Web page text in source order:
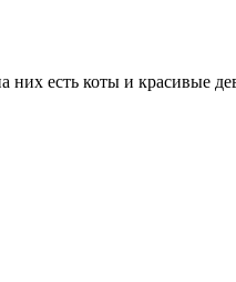
них есть коты и красивые